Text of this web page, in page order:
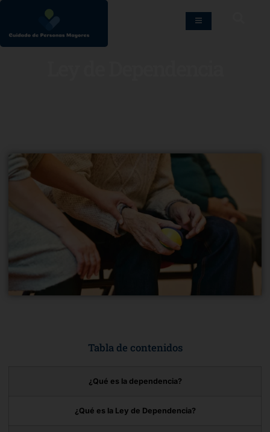
Tabla de contenidos
¿Qué es la dependencia?
¿Qué es la Ley de Dependencia?